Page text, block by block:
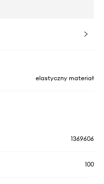
elastyczny materiał
1369606
100